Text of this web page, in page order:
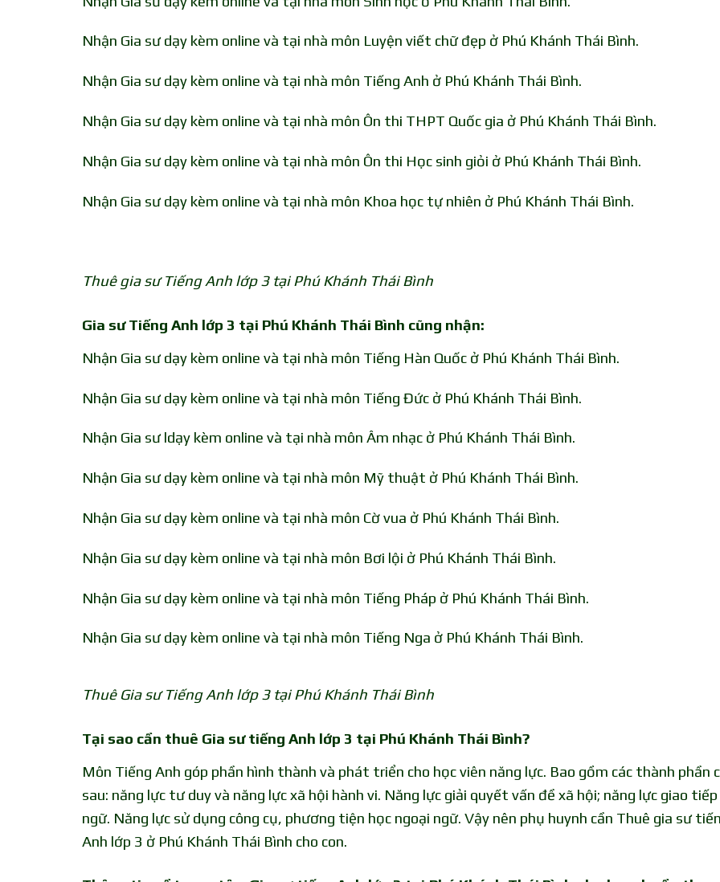
Nhận Gia sư dạy kèm online và tại nhà môn Luyện viết chữ đẹp ở Phú Khánh Thái Bình.
Nhận Gia sư dạy kèm online và tại nhà môn Tiếng Anh ở Phú Khánh Thái Bình.
Nhận Gia sư dạy kèm online và tại nhà môn Ôn thi THPT Quốc gia ở Phú Khánh Thái Bình.
Nhận Gia sư dạy kèm online và tại nhà môn Ôn thi Học sinh giỏi ở Phú Khánh Thái Bình.
Nhận Gia sư dạy kèm online và tại nhà môn Khoa học tự nhiên ở Phú Khánh Thái Bình.
Thuê gia sư Tiếng Anh lớp 3 tại Phú Khánh Thái Bình
Gia sư Tiếng Anh lớp 3 tại Phú Khánh Thái Bình cũng nhận:
Nhận Gia sư dạy kèm online và tại nhà môn Tiếng Hàn Quốc ở Phú Khánh Thái Bình.
Nhận Gia sư dạy kèm online và tại nhà môn Tiếng Đức ở Phú Khánh Thái Bình.
Nhận Gia sư ldạy kèm online và tại nhà môn Âm nhạc ở Phú Khánh Thái Bình.
Nhận Gia sư dạy kèm online và tại nhà môn Mỹ thuật ở Phú Khánh Thái Bình.
Nhận Gia sư dạy kèm online và tại nhà môn Cờ vua ở Phú Khánh Thái Bình.
Nhận Gia sư dạy kèm online và tại nhà môn Bơi lội ở Phú Khánh Thái Bình.
Nhận Gia sư dạy kèm online và tại nhà môn Tiếng Pháp ở Phú Khánh Thái Bình.
Nhận Gia sư dạy kèm online và tại nhà môn Tiếng Nga ở Phú Khánh Thái Bình.
Thuê Gia sư Tiếng Anh lớp 3 tại Phú Khánh Thái Bình
Tại sao cần thuê Gia sư tiếng Anh lớp 3 tại Phú Khánh Thái Bình?
Môn Tiếng Anh góp phần hình thành và phát triển cho học viên năng lực. Bao gồm các thành phần
sau: năng lực tư duy và năng lực xã hội hành vi. Năng lực giải quyết vấn đề xã hội; năng lực giao tiếp
ngữ. Năng lực sử dụng công cụ, phương tiện học ngoại ngữ. Vậy nên phụ huynh cần Thuê gia sư
Anh lớp 3 ở Phú Khánh Thái Bình cho con.